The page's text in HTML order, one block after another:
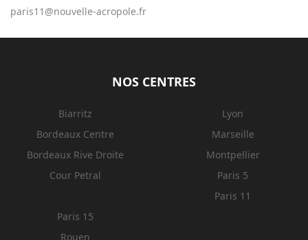
paris11@nouvelle-acropole.fr
NOS CENTRES
Biarritz
Bordeaux Centre
Bordeaux Rive Droite
Cour Petral
Lyon
Marseille
Montpellier
Paris 5
Paris 11
Paris 15
Rouen